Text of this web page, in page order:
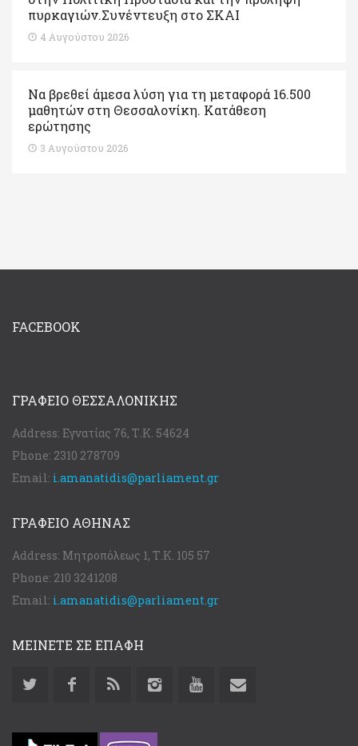
πυρκαγιών.Συνέντευξη στο ΣΚΑΙ
4 Αυγούστου 2026
Να βρεθεί άμεσα λύση για τη μεταφορά 16.500
μαθητών στη Θεσσαλονίκη. Κατάθεση
ερώτησης
3 Αυγούστου 2026
FACEBOOK
ΓΡΑΦΕΊΟ ΘΕΣΣΑΛΟΝΊΚΗΣ
Address: Εγνατίας 76, Τ.Κ. 54624
Phone: 2310 278709
Email: i.amanatidis@parliament.gr
ΓΡΑΦΕΊΟ ΑΘΉΝΑΣ
Address: Μητροπόλεως 1, Τ.Κ. 105 57
Phone: 210 3241208
Email: i.amanatidis@parliament.gr
ΜΕΙΝΕΤΕ ΣΕ ΕΠΑΦΗ